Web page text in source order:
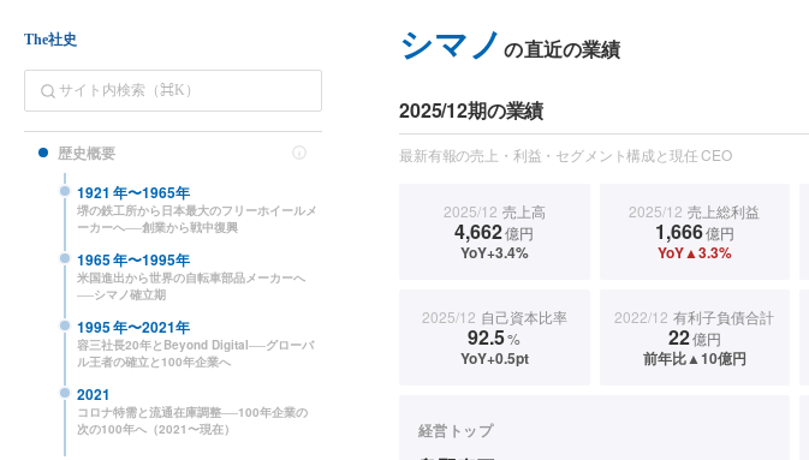
The社史
歴史概要
1921 年〜1965年
堺の鉄工所から日本最大のフリーホイールメ
ーカーへ──創業から戦中復興
1965年〜1995年
米国進出から世界の自転車部品メーカーへ
──シマノ確立期
1995年〜2021年
容三社長20年とBeyond Digital──グローバ
ル王者の確立と100年企業へ
2021
コロナ特需と流通在庫調整──100年企業の
次の100年へ（2021〜現在）
シマノの直近の業績
2025/12期の業績
最新有報の売上・利益・セグメント構成と現任 CEO
2025/12 売上高
4,662億円
YoY+3.4%
2025/12 売上総利益
1,666億円
YoY▲3.3%
2025/12 自己資本比率
92.5%
YoY+0.5pt
2022/12 有利子負債合計
22億円
前年比▲10億円
経営トップ